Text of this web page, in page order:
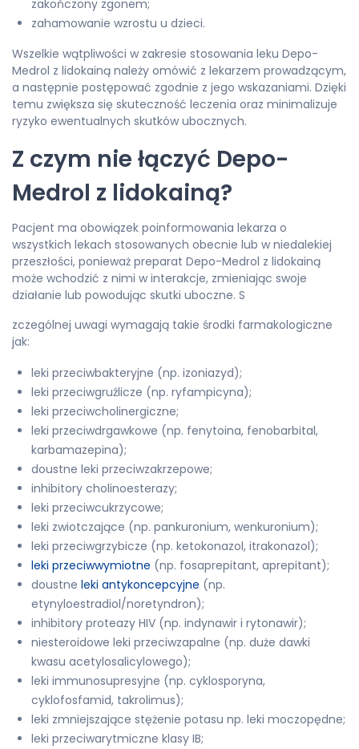
zakończony zgonem;
zahamowanie wzrostu u dzieci.
Wszelkie wątpliwości w zakresie stosowania leku Depo-
Medrol z lidokainą należy omówić z lekarzem prowadzącym,
a następnie postępować zgodnie z jego wskazaniami. Dzięki
temu zwiększa się skuteczność leczenia oraz minimalizuje
ryzyko ewentualnych skutków ubocznych.
Z czym nie łączyć Depo-
Medrol z lidokainą?
Pacjent ma obowiązek poinformowania lekarza o
wszystkich lekach stosowanych obecnie lub w niedalekiej
przeszłości, ponieważ preparat Depo-Medrol z lidokainą
może wchodzić z nimi w interakcje, zmieniając swoje
działanie lub powodując skutki uboczne. S
zczególnej uwagi wymagają takie środki farmakologiczne
jak:
leki przeciwbakteryjne (np. izoniazyd);
leki przeciwgruźlicze (np. ryfampicyna);
leki przeciwcholinergiczne;
leki przeciwdrgawkowe (np. fenytoina, fenobarbital,
karbamazepina);
doustne leki przeciwzakrzepowe;
inhibitory cholinoesterazy;
leki przeciwcukrzycowe;
leki zwiotczające (np. pankuronium, wenkuronium);
leki przeciwgrzybicze (np. ketokonazol, itrakonazol);
leki przeciwwymiotne (np. fosaprepitant, aprepitant);
doustne leki antykoncepcyjne (np.
etynyloestradiol/noretyndron);
inhibitory proteazy HIV (np. indynawir i rytonawir);
niesteroidowe leki przeciwzapalne (np. duże dawki
kwasu acetylosalicylowego);
leki immunosupresyjne (np. cyklosporyna,
cyklofosfamid, takrolimus);
leki zmniejszające stężenie potasu np. leki moczopędne;
leki przeciwarytmiczne klasy IB;